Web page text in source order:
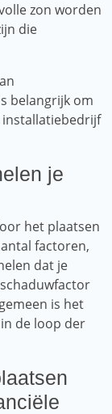
zon worden
die
belangrijk om
installatiebedrijf
je
het plaatsen
factoren,
dat je
is het
de loop der